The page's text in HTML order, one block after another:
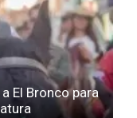
El Bronco para